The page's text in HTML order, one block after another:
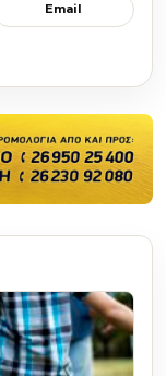
Email